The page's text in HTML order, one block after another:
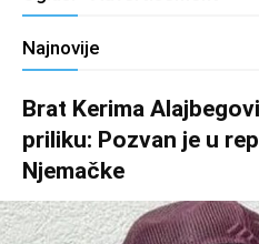
Najnovije
Brat Kerima
priliku: Pozvan je u
Njemačke